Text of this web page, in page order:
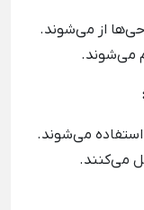
از می‌شوند.
می‌شوند.
استفاده می‌شوند.
می‌کنند.